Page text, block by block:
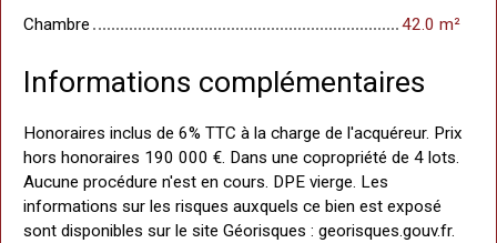
Chambre 42.0 m²
Informations complémentaires
Honoraires inclus de 6% TTC à la charge de l'acquéreur. Prix
hors honoraires 190 000 €. Dans une copropriété de 4 lots.
Aucune procédure n'est en cours. DPE vierge. Les
informations sur les risques auxquels ce bien est exposé
sont disponibles sur le site Géorisques : georisques.gouv.fr.